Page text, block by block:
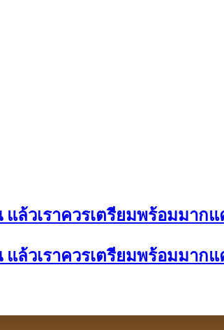
ล้วเราควรเตรียมพร้อมมาก
ล้วเราควรเตรียมพร้อมมาก